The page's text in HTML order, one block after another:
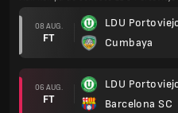
08 AUG.
FT
LDU
Cumbaya
06 AUG.
FT
LDU
Barcelona SC